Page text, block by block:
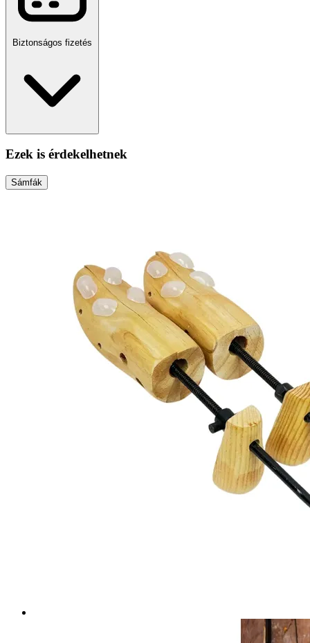
Biztonságos fizetés
Ezek is érdekelhetnek
Sámfák